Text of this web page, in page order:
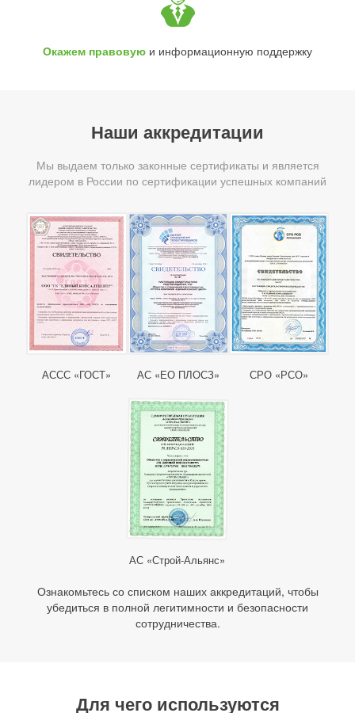
Окажем правовую и информационную поддержку
Наши аккредитации
Мы выдаем только законные сертификаты и является
лидером в России по сертификации успешных компаний
АССС «ГОСТ» АС «ЕО ПЛОСЗ» СРО «РСО»
АС «Строй-Альянс»
Ознакомьтесь со списком наших аккредитаций, чтобы
убедиться в полной легитимности и безопасности
сотрудничества.
Для чего используются